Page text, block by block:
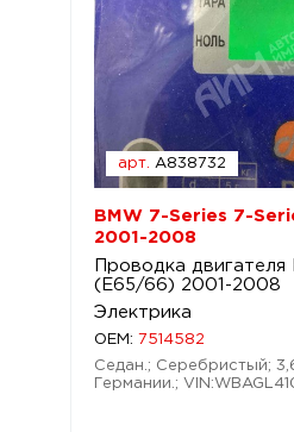
арт. A838732
BMW 7-Series 7-
2001-2008
Проводка двигателя
(E65/66) 2001-2008
Электрика
OEM:
7514582
Седан.; Серебристый;
Германии.;